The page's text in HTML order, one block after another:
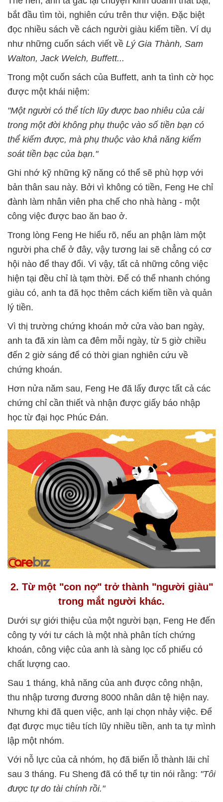
bắt đầu tìm tòi, nghiên cứu trên thư viện. Đặc biệt
đọc nhiều sách về cách người giàu kiếm tiền. Ví dụ
như những cuốn sách viết về Lý Gia Thành, Sam
Walton, Jack Welch, Buffett...
Trong một cuốn sách của Buffett, anh ta tình cờ học
được một khái niệm:
"Một người có thể tích lũy được bao nhiêu của cải
trong một đời không phụ thuộc vào số tiền bạn có
thể kiếm được, mà phụ thuộc vào khả năng kiểm
soát tiền bạc của bạn."
Ghi nhớ kỹ những kỹ năng có thể sẽ phù hợp với
bản thân sau này. Bởi vì không có tiền, Feng He chỉ
đành làm nhân viên pha chế cho nhà hàng - một
công việc được bao ăn bao ở.
Trong lòng Feng He hiểu rõ, nếu an phận làm một
người pha chế ở đây, vậy tương lai sẽ chẳng có cơ
hội nào để thay đổi. Vì vậy, tất cả những công việc
hiện tại đều chỉ là tạm thời. Để có thể nhanh chóng
giàu có, anh ta đã học thêm cách kiếm tiền và quản
lý tiền.
Vì thị trường chứng khoán mở cửa vào ban ngày,
anh ta đã xin làm ca đêm mỗi ngày, từ 5 giờ chiều
đến 2 giờ sáng để có thời gian nghiên cứu về
chứng khoán.
Hơn nửa năm sau, Feng He đã lấy được tất cả các
chứng chỉ cần thiết và nhận được giấy báo nhập
học từ đại học Phúc Đán.
2. Từ một "con nợ" trở thành "người giàu"
trong mắt người khác.
Dưới sự giới thiệu của một người bạn, Feng He đến
công ty với tư cách là một nhà phân tích chứng
khoán, công việc của anh là sàng lọc cổ phiếu có
chất lượng cao.
Sau 1 tháng, khả năng của anh được công nhận,
thu nhập tương đương 8000 nhân dân tệ hiện nay.
Nhưng khi đã quen việc, anh lại chọn nhảy việc. Để
đạt được mục tiêu tích lũy nhiều tiền, anh ta tự mình
lập một nhóm.
Với nỗ lực của cả nhóm, họ đã biến lỗ thành lãi chỉ
sau 3 tháng. Fu Sheng đã có thể tự tin nói rằng: "Tôi
được tự do tài chính rồi."